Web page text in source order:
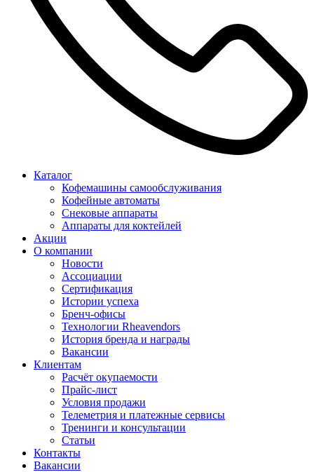
Каталог
Кофемашины самообслуживания
Кофейные автоматы
Снековые аппараты
Аппараты для коктейлей
Акции
О компании
Новости
Ассоциации
Сертификация
Истории успеха
Бренч-офисы
Технологии Rheavendors
История бренда и награды
Вакансии
Клиентам
Расчёт окупаемости
Прайс-лист
Условия продажи
Телеметрия и платежные сервисы
Тренинги и консультации
Статьи
Контакты
Вакансии